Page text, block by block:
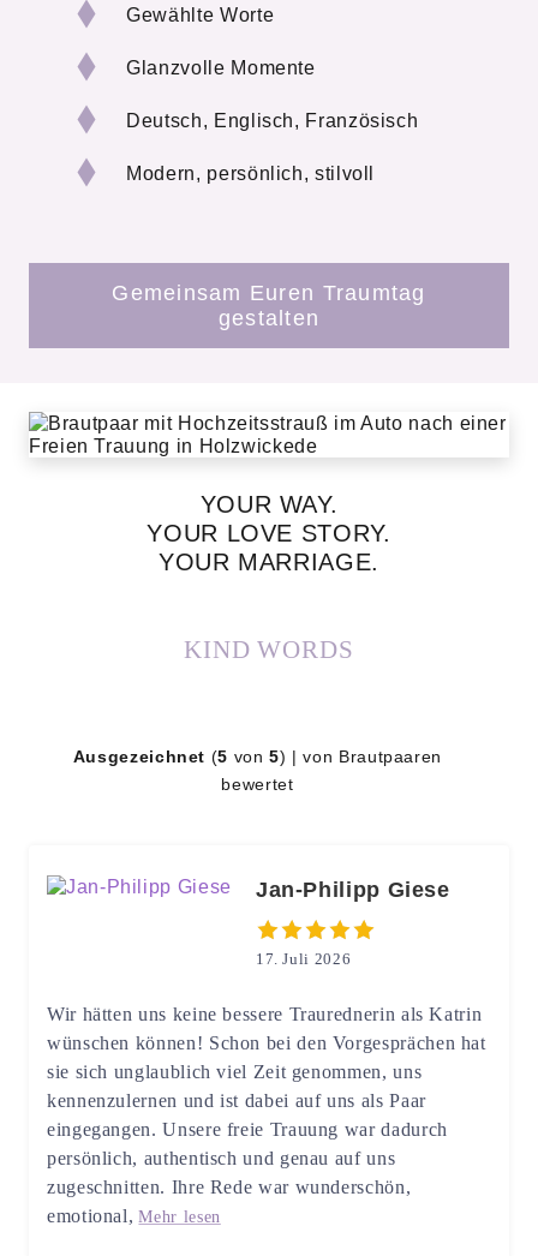
Gewählte Worte
Glanzvolle Momente
Deutsch, Englisch, Französisch
Modern, persönlich, stilvoll
Gemeinsam Euren Traumtag
gestalten
YOUR WAY.
YOUR LOVE STORY.
YOUR MARRIAGE.
KIND WORDS
Ausgezeichnet (5 von 5) | von Brautpaaren
bewertet
Jan-Philipp Giese
17. Juli 2026
Wir hätten uns keine bessere Traurednerin als Katrin
wünschen können! Schon bei den Vorgesprächen hat
sie sich unglaublich viel Zeit genommen, uns
kennenzulernen und ist dabei auf uns als Paar
eingegangen. Unsere freie Trauung war dadurch
persönlich, authentisch und genau auf uns
zugeschnitten. Ihre Rede war wunderschön,
emotional, Mehr lesen